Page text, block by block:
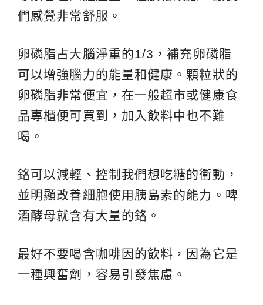
們感覺非常舒服。
卵磷脂占大腦淨重的1/3，補充卵磷脂
可以增強腦力的能量和健康。顆粒狀的
卵磷脂非常便宜，在一般超市或健康食
品專櫃便可買到，加入飲料中也不難
喝。
鉻可以減輕、控制我們想吃糖的衝動，
並明顯改善細胞使用胰島素的能力。啤
酒酵母就含有大量的鉻。
最好不要喝含咖啡因的飲料，因為它是
一種興奮劑，容易引發焦慮。